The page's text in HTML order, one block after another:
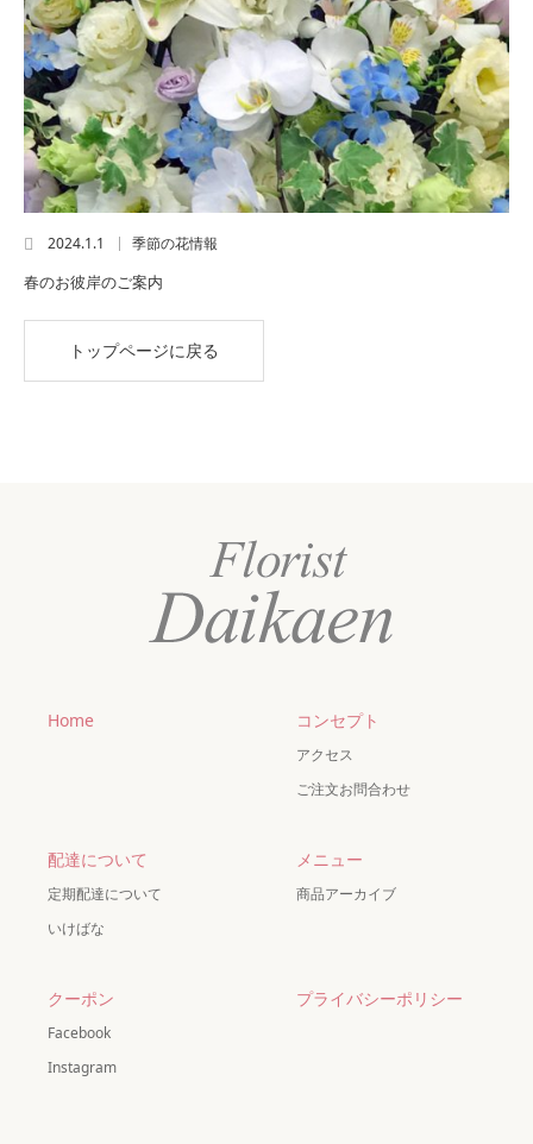
2024.1.1 季節の花情報
春のお彼岸のご案内
トップページに戻る
Home コンセプト
アクセス
ご注文お問合わせ
配達について
定期配達について
いけばな
メニュー
商品アーカイブ
クーポン
Facebook
Instagram
プライバシーポリシー